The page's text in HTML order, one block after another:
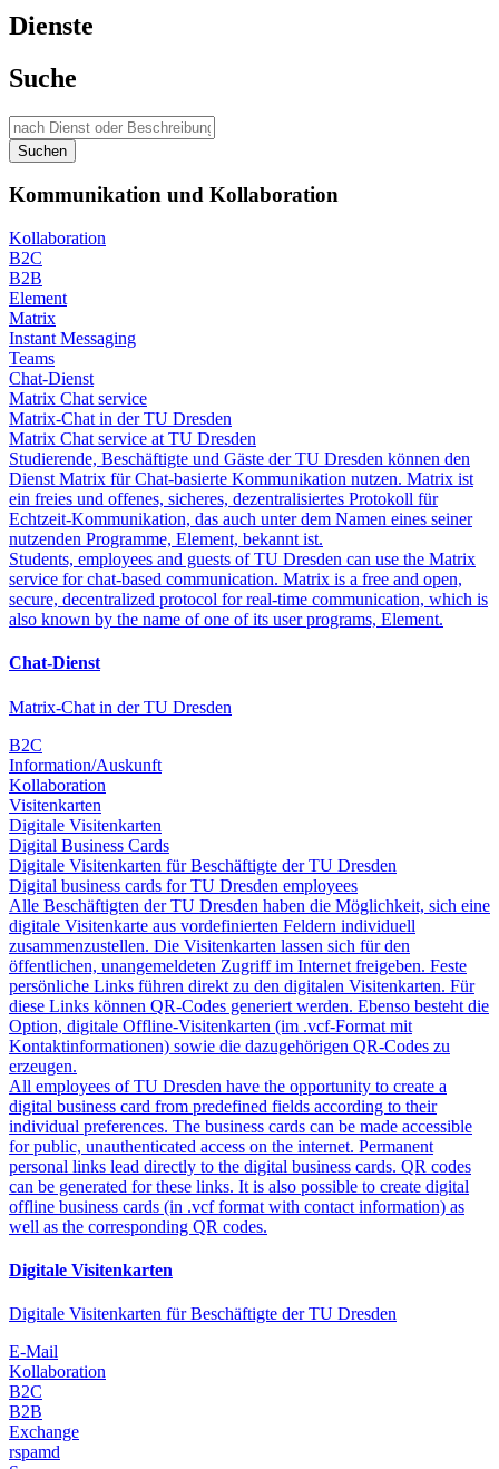
Dienste
Suche
Suchen
Kommunikation und Kollaboration
Kollaboration
B2C
B2B
Element
Matrix
Instant Messaging
Teams
Chat-Dienst
Matrix Chat service
Matrix-Chat in der TU Dresden
Matrix Chat service at TU Dresden
Studierende, Beschäftigte und Gäste der TU Dresden können den
Dienst Matrix für Chat-basierte Kommunikation nutzen. Matrix ist
ein freies und offenes, sicheres, dezentralisiertes Protokoll für
Echtzeit-Kommunikation, das auch unter dem Namen eines seiner
nutzenden Programme, Element, bekannt ist.
Students, employees and guests of TU Dresden can use the Matrix
service for chat-based communication. Matrix is a free and open,
secure, decentralized protocol for real-time communication, which is
also known by the name of one of its user programs, Element.
Chat-Dienst
Matrix-Chat in der TU Dresden
B2C
Information/Auskunft
Kollaboration
Visitenkarten
Digitale Visitenkarten
Digital Business Cards
Digitale Visitenkarten für Beschäftigte der TU Dresden
Digital business cards for TU Dresden employees
Alle Beschäftigten der TU Dresden haben die Möglichkeit, sich eine
digitale Visitenkarte aus vordefinierten Feldern individuell
zusammenzustellen. Die Visitenkarten lassen sich für den
öffentlichen, unangemeldeten Zugriff im Internet freigeben. Feste
persönliche Links führen direkt zu den digitalen Visitenkarten. Für
diese Links können QR-Codes generiert werden. Ebenso besteht die
Option, digitale Offline-Visitenkarten (im .vcf-Format mit
Kontaktinformationen) sowie die dazugehörigen QR-Codes zu
erzeugen.
All employees of TU Dresden have the opportunity to create a
digital business card from predefined fields according to their
individual preferences. The business cards can be made accessible
for public, unauthenticated access on the internet. Permanent
personal links lead directly to the digital business cards. QR codes
can be generated for these links. It is also possible to create digital
offline business cards (in .vcf format with contact information) as
well as the corresponding QR codes.
Digitale Visitenkarten
Digitale Visitenkarten für Beschäftigte der TU Dresden
E-Mail
Kollaboration
B2C
B2B
Exchange
rspamd